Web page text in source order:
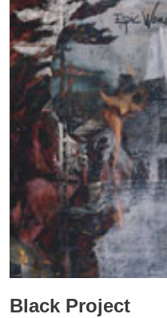
Black Project